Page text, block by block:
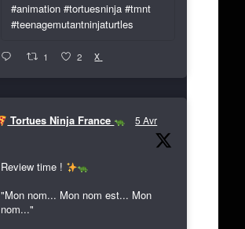
#animation #tortuesninja #tmnt
#teenagemutantninjaturtles
1 2 X
Tortues Ninja France 5 Avr
Review time !
"Mon nom... Mon nom est... Mon
nom..."